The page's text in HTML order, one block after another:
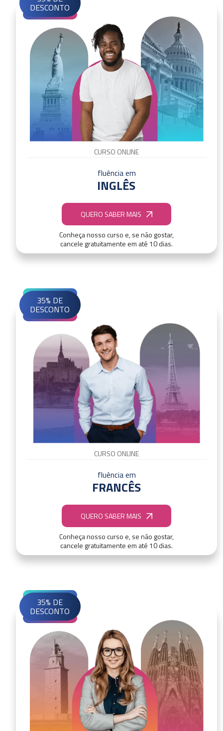
DESCONTO
CURSO ONLINE
fluência em
INGLÊS
QUERO SABER MAIS
Conheça nosso curso e, se não gostar,
cancele gratuitamente em até 10 dias.
CURSO ONLINE
fluência em
FRANCÊS
QUERO SABER MAIS
Conheça nosso curso e, se não gostar,
cancele gratuitamente em até 10 dias.
35% DE
DESCONTO
35% DE
DESCONTO